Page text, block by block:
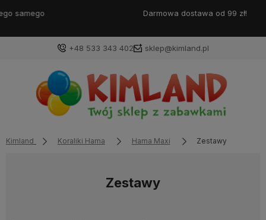
Darmowa dostawa od 99 zł!
+48 533 343 402 sklep@kimland.pl
Kimland Koraliki Hama Hama Maxi Zestawy
Zestawy